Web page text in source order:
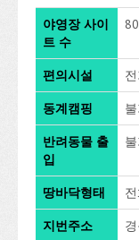
야영장 사이
트 수
편의시설
동계캠핑
반려동물 출
입
땅바닥형태
지번주소